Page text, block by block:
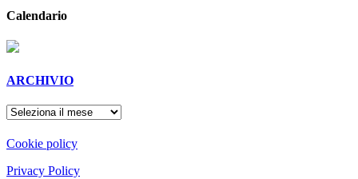
Calendario
ARCHIVIO
ARCHIVIO
Cookie policy
Privacy Policy